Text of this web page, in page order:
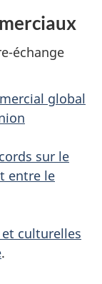
échange
global
sur le
entre le
culturelles
.